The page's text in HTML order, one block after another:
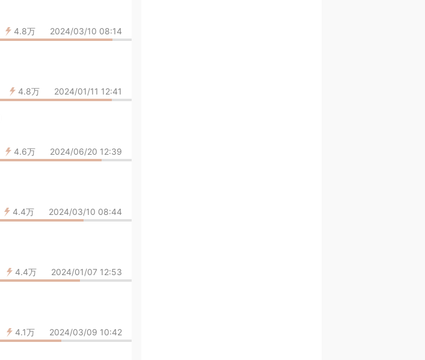
4.8万 2024/03/10 08:14
4.8万 2024/01/11 12:41
4.6万 2024/06/20 12:39
4.4万 2024/03/10 08:44
4.4万 2024/01/07 12:53
4.1万 2024/03/09 10:42